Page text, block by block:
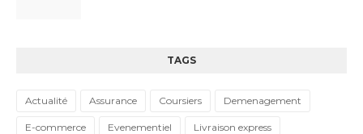
TAGS
Actualité Assurance Coursiers Demenagement
E-commerce Evenementiel Livraison express